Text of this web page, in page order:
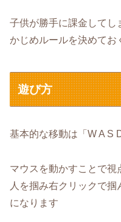
子供が勝手に課金してし
かじめルールを決めてお
遊び方
基本的な移動は「W A S
マウスを動かすことで
人を掴み右クリックで
になります